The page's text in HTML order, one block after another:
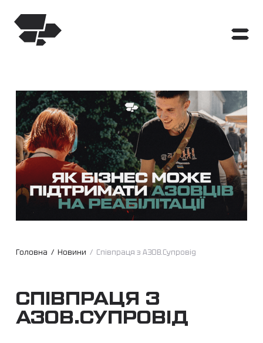
Головна /Новини / Співпраця з АЗОВ.Супровід
СПІВПРАЦЯ З
АЗОВ.СУПРОВІД